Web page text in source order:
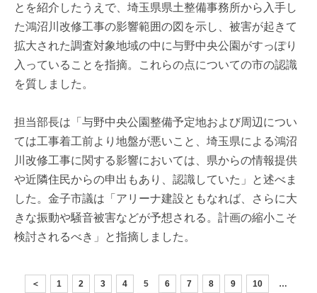
とを紹介したうえで、埼玉県県土整備事務所から入手し
た鴻沼川改修工事の影響範囲の図を示し、被害が起きて
拡大された調査対象地域の中に与野中央公園がすっぽり
入っていることを指摘。これらの点についての市の認識
を質しました。
担当部長は「与野中央公園整備予定地および周辺につい
ては工事着工前より地盤が悪いこと、埼玉県による鴻沼
川改修工事に関する影響においては、県からの情報提供
や近隣住民からの申出もあり、認識していた」と述べま
した。金子市議は「アリーナ建設ともなれば、さらに大
きな振動や騒音被害などが予想される。計画の縮小こそ
検討されるべき」と指摘しました。
＜ 1 2 3 4 5 6 7 8 9 10
…